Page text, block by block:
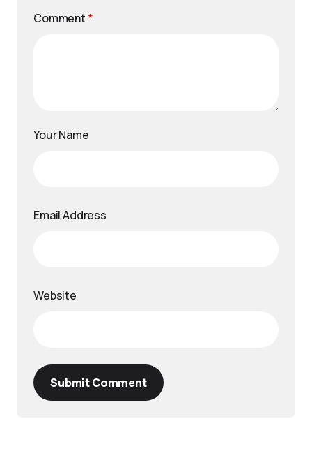
Comment *
Your Name
Email Address
Website
Submit Comment